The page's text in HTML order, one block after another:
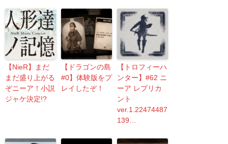
【NieR】まだ
まだ盛り上がる
ぞニーア！小説
ジャケ決定!?
【ドラゴンの島
#0】体験版をプ
レイしたぞ！
【トロフィーハ
ンター】#62 ニ
ーア レプリカ
ント
ver.1.22474487
139…